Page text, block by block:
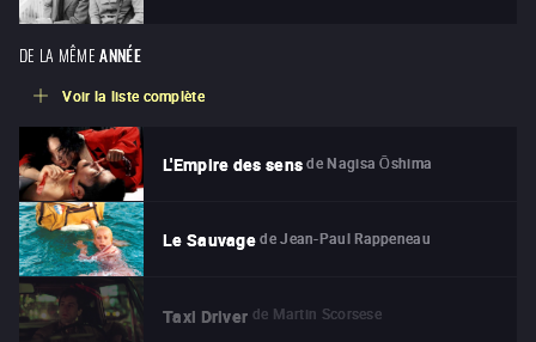
DE LA MÊME ANNÉE
Voir la liste complète
L'Empire des sens de Nagisa Ōshima
Le Sauvage de Jean-Paul Rappeneau
Taxi Driver de Martin Scorsese